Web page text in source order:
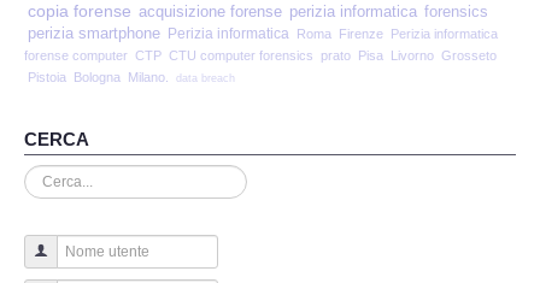
Perizia E-mail
Perizia Truffa Banca e Online
Perizia Dash Cam
Perizia Controllo lavoratori
copia forense acquisizione forense perizia informatica forensics
perizia smartphone Perizia informatica Roma Firenze Perizia informatica
forense computer CTP CTU computer forensics prato Pisa Livorno Grosseto
Pistoia
Bologna Milano. data breach
CERCA
Cerca...
Nome utente